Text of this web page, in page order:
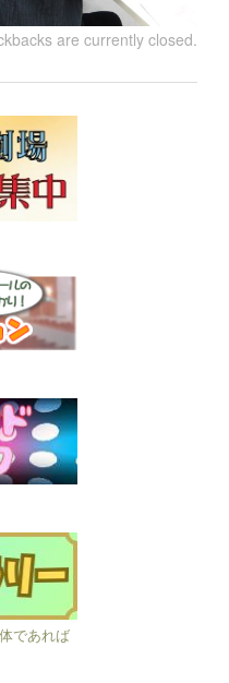
are currently closed.
であれば